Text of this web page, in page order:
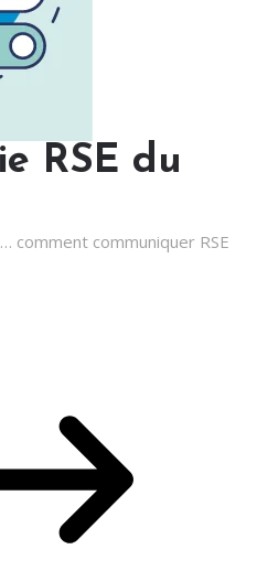
RSE du
comment communiquer RSE